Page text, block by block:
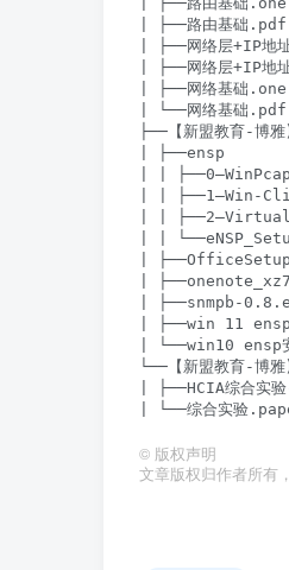
| ├──路由基础
| ├──网络层+IP
| ├──网络层+IP
| ├──网络基础
| └──网络基础
├──【新盟教育-博
| ├──ensp
| |
| | ├──1–Win-
| |
| |
|
|
| ├──snmpb-
| ├──win 11
| └──win10 ensp
└──【新盟教育-博
| ├──HCIA综合实
© 版权声明
文章版权归作者所有